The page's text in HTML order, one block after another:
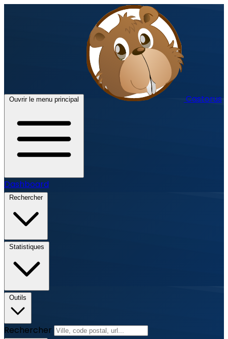
Ouvrir le menu principal Castorus
Dashboard
Rechercher
Statistiques
Outils
Rechercher